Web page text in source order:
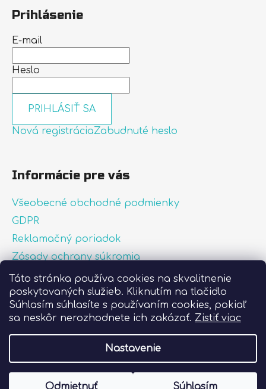
Táto stránka používa cookies na skvalitnenie
poskytovaných služieb. Kliknutím na tlačidlo
Súhlasím súhlasíte s používaním cookies, pokiaľ
sa neskôr nerozhodnete ich zakázať. Zistiť viac
Nastavenie
Odmietnuť Súhlasím
Prihlásenie
E-mail
Heslo
PRIHLÁSIŤ SA
Nová registráciaZabudnuté heslo
Informácie pre vás
Všeobecné obchodné podmienky
GDPR
Reklamačný poriadok
Zásady ochrany súkromia
Zásady používania súborov cookies
O nás
FAQ
Vytvoril Shoptet